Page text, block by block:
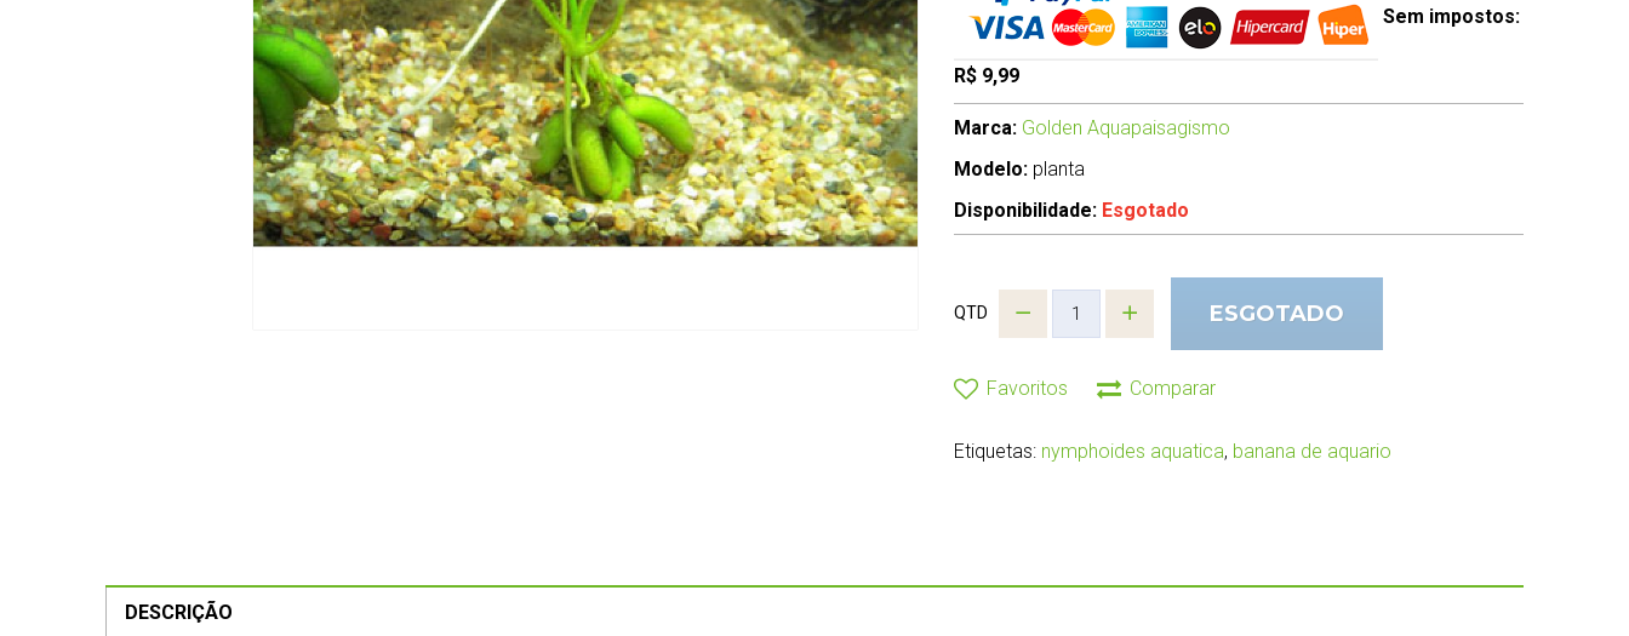
Sem impostos:
R$ 9,99
Marca: Golden Aquapaisagismo
Modelo: planta
Disponibilidade: Esgotado
QTD ESGOTADO
Favoritos Comparar
Etiquetas: nymphoides aquatica, banana de aquario
DESCRIÇÃO